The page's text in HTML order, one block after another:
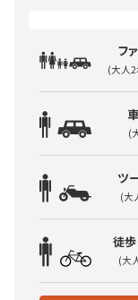
フ
(大人
(
ツ
(大
徒歩
(大